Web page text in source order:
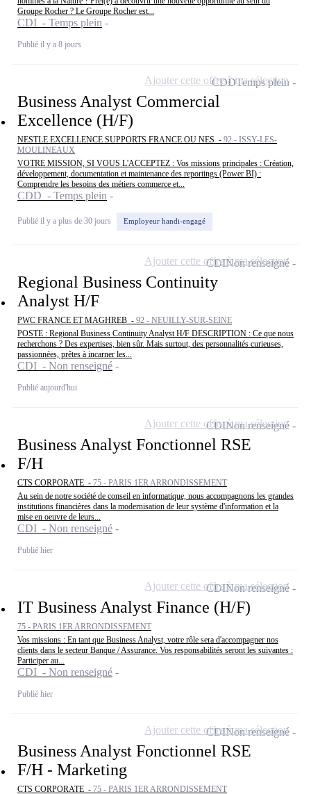
Groupe Rocher ? Le Groupe Rocher est...
CDI - Temps plein
Publié il y a 8 jours
Business Analyst Commercial
Excellence (H/F)
NESTLE EXCELLENCE SUPPORTS FRANCE OU NES - 92 - ISSY-LES-
MOULINEAUX
VOTRE MISSION, SI VOUS L'ACCEPTEZ : Vos missions principales : Création,
développement, documentation et maintenance des reportings (Power BI) :
Comprendre les besoins des métiers commerce et...
CDD - Temps plein
Publié il y a plus de 30 jours Employeur handi-engagé
CDDTemps plein
Ajouter cette offre à ma sélection
Regional Business Continuity
Analyst H/F
PWC FRANCE ET MAGHREB - 92 - NEUILLY-SUR-SEINE
POSTE : Regional Business Continuity Analyst H/F DESCRIPTION : Ce que nous
recherchons ? Des expertises, bien sûr. Mais surtout, des personnalités curieuses,
passionnées, prêtes à incarner les...
CDI - Non renseigné
Publié aujourd'hui
CDINon renseigné
Ajouter cette offre à ma sélection
Business Analyst Fonctionnel RSE
F/H
CTS CORPORATE - 75 - PARIS 1ER ARRONDISSEMENT
Au sein de notre société de conseil en informatique, nous accompagnons les grandes
institutions financières dans la modernisation de leur système d'information et la
mise en oeuvre de leurs...
CDI - Non renseigné
Publié hier
CDINon renseigné
Ajouter cette offre à ma sélection
IT Business Analyst Finance (H/F)
75 - PARIS 1ER ARRONDISSEMENT
Vos missions : En tant que Business Analyst, votre rôle sera d'accompagner nos
clients dans le secteur Banque / Assurance. Vos responsabilités seront les suivantes :
Participer au...
CDI - Non renseigné
Publié hier
CDINon renseigné
Ajouter cette offre à ma sélection
Business Analyst Fonctionnel RSE
F/H - Marketing
CTS CORPORATE - 75 - PARIS 1ER ARRONDISSEMENT
CDINon renseigné
Ajouter cette offre à ma sélection